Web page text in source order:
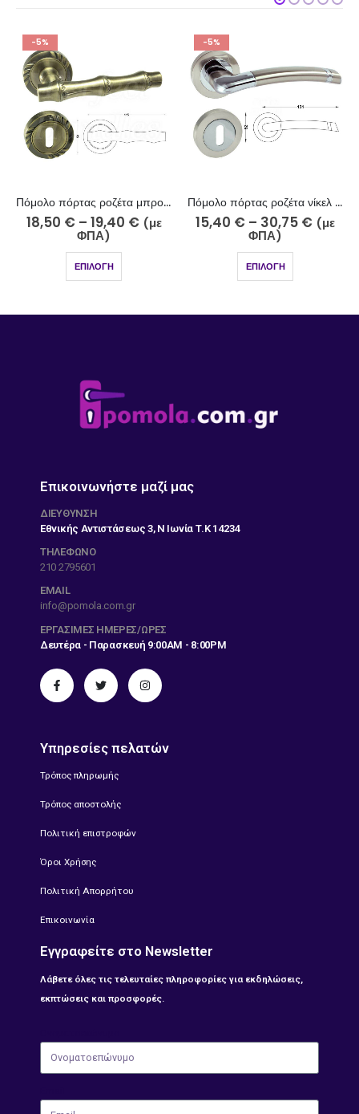
Πόμολο πόρτας ροζέτα μπρονζέ 216-16/2
19,40€ (με
Πόμολο πόρτας ροζέτα νίκελ ματ χρώμιο 251-10-5/2
15,40€ 30,75€ (με
13,55€
Επικοινωνήστε μαζί μας
ΔΙΕΎΘΥΝΣΗ
Εθνικής Αντιστάσεως 3, Ν Ιωνία Τ.Κ 14234
ΤΗΛΕΦΩΝΟ
210 2795601
EMAIL
info@pomola.com.gr
ΕΡΓΆΣΙΜΕΣ ΗΜΈΡΕΣ/ΏΡΕΣ
Δευτέρα - Παρασκευή 9:00AM - 8:00PM
Υπηρεσίες πελατών
Τρόπος πληρωμής
Τρόπος αποστολής
Πολιτική επιστροφών
Όροι Χρήσης
Πολιτική Απορρήτου
Επικοινωνία
Εγγραφείτε στο Newsletter
Λάβετε όλες τις τελευταίες πληροφορίες για εκδηλώσεις,
εκπτώσεις και προσφορές.